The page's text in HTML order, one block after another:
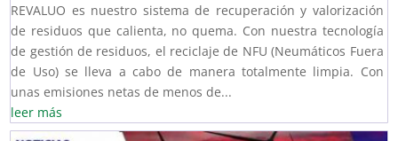
REVALUO es nuestro sistema de recuperación y valorización
de residuos que calienta, no quema. Con nuestra tecnología
de gestión de residuos, el reciclaje de NFU (Neumáticos Fuera
de Uso) se lleva a cabo de manera totalmente limpia. Con
unas emisiones netas de menos de...
leer más